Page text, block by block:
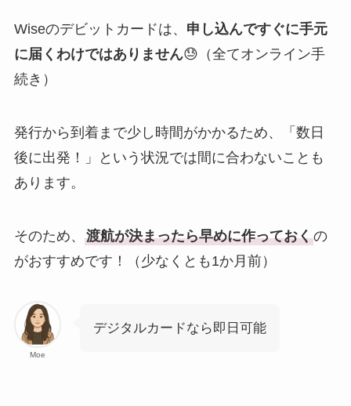
Wiseのデビットカードは、 申し込んですぐに手元
に届くわけではありません😓（全てオンライン手
続き）
発行から到着まで少し時間がかかるため、「数日
後に出発！」という状況では間に合わないことも
あります。
そのため、 渡航が決まったら早めに作っておくの
がおすすめです！（少なくとも1か月前）
Moe
デジタルカードなら即日可能